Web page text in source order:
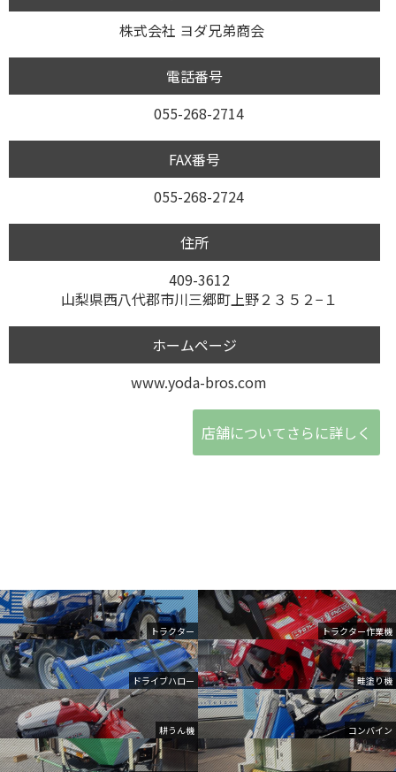
トラクター トラクター作業機
ドライブハロー 畦塗り機
耕うん機 コンバイン
株式会社 ヨダ兄弟商会
電話番号
055-268-2714
FAX番号
055-268-2724
住所
409-3612
山梨県西八代郡市川三郷町上野２３５２−１
ホームページ
www.yoda-bros.com
店舗についてさらに詳しく